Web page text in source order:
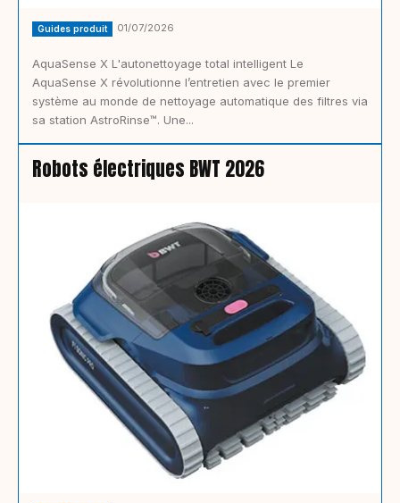
Guides produit 01/07/2026
AquaSense X L'autonettoyage total intelligent Le
AquaSense X révolutionne l’entretien avec le premier
système au monde de nettoyage automatique des filtres via
sa station AstroRinse™. Une...
Robots électriques BWT 2026